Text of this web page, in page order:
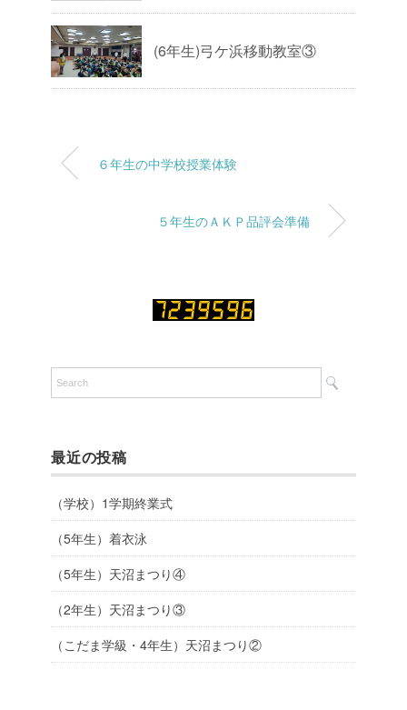
(6年生)弓ケ浜移動教室③
６年生の中学校授業体験
５年生のＡＫＰ品評会準備
最近の投稿
（学校）1学期終業式
（5年生）着衣泳
（5年生）天沼まつり④
（2年生）天沼まつり③
（こだま学級・4年生）天沼まつり②